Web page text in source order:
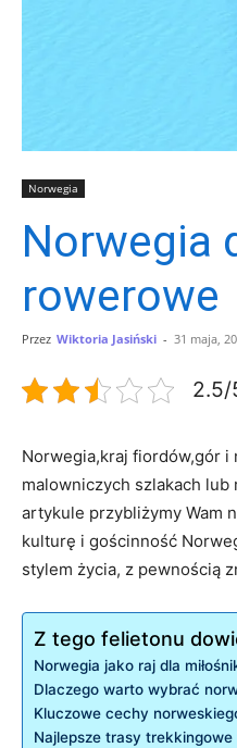
Norwegia
Norwegia
rowerowe
Przez Wiktoria Jasiński - 31 maja,
2.5/
Norwegia,kraj fiordów,gór i
malowniczych szlakach
artykule przybliżymy Wam
kulturę i gościnność
stylem ‌życia, z pewnością
Z tego felietonu
Norwegia jako raj dla
Dlaczego warto wybrać
Kluczowe cechy
Najlepsze trasy ‌trekkingowe